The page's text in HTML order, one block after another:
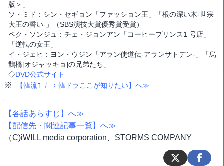
版＞」
ソ・ミド：シン・セギョン「ファッション王」「根の深い木‐世宗
大王の誓い‐」（SBS演技大賞優秀賞受賞）
ペク・ソンジュ：チェ・ジョンアン「コーヒープリンス1 号店」
「逆転の女王」
イ・ジェヒ：ヨン・ウジン「アラン使道伝-アランサトデン-」「烏
鵲橋[オジャッキョ]の兄弟たち」
◇DVD公式サイト
※ 【韓流ｺｰﾅｰ：韓ドラここが知りたい】へ≫
【各話あらすじ】へ≫
【配信先・関連記事一覧】へ≫
（C)iWILL media corporation、STORMS COMPANY